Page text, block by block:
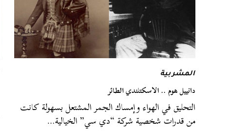
المشربية
دانييل هوم .. الاسكتلندي الطائر
التحليق في الهواء وإمساك الجمر المشتعل بسهولة كانت
من قدرات شخصية شركة “دي سي” الخيالية…